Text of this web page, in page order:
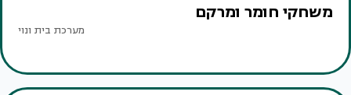
משחקי חומר ומרקם
מערכת בית ונוי